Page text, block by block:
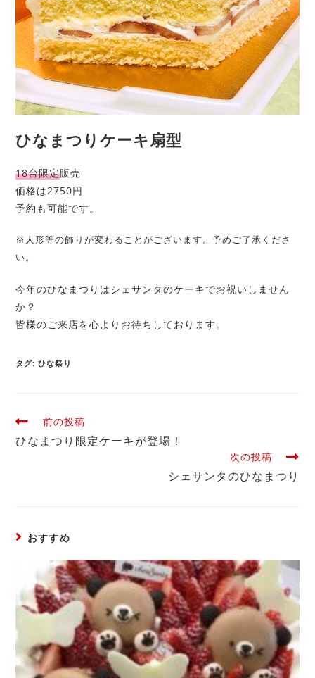
ひなまつりケーキ扇型
18台限定販売
価格は2750円
予約も可能です。
※人形等の飾りが変わることがございます。予めご了承くださ
い。
今年のひなまつりはシェサンタのケーキでお祝いしません
か？
皆様のご来店を心よりお待ちしております。
タグ:ひな祭り
前の投稿
ひなまつり限定ケーキが登場！
次の投稿
シェサンタのひなまつり
おすすめ